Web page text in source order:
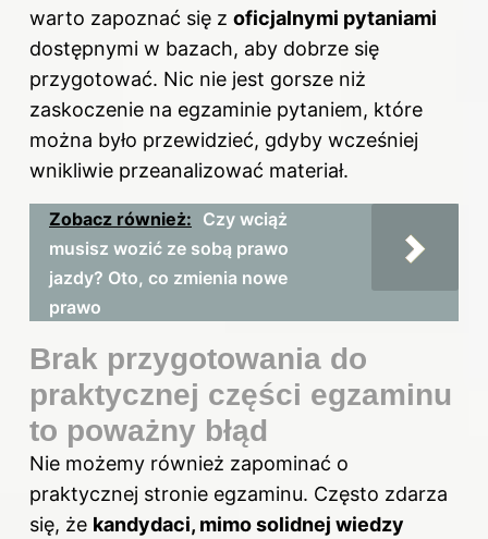
warto zapoznać się z oficjalnymi pytaniami
dostępnymi w bazach, aby dobrze się
przygotować. Nic nie jest gorsze niż
zaskoczenie na egzaminie pytaniem, które
można było przewidzieć, gdyby wcześniej
wnikliwie przeanalizować materiał.
Zobacz również: Czy wciąż
musisz wozić ze sobą prawo
jazdy? Oto, co zmienia nowe
prawo
Brak przygotowania do
praktycznej części egzaminu
to poważny błąd
Nie możemy również zapominać o
praktycznej stronie egzaminu. Często zdarza
się, że kandydaci, mimo solidnej wiedzy